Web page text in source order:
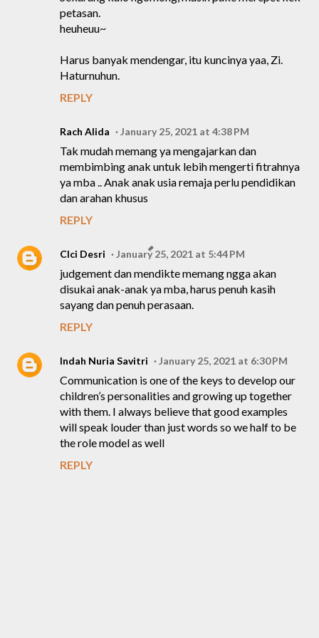
petasan.
heuheuu~
Harus banyak mendengar, itu kuncinya yaa, Zi.
Haturnuhun.
REPLY
Rach Alida January 25, 2021 at 4:38 PM
Tak mudah memang ya mengajarkan dan
membimbing anak untuk lebih mengerti fitrahnya
ya mba .. Anak anak usia remaja perlu pendidikan
dan arahan khusus
REPLY
CIci Desri January 25, 2021 at 5:44 PM
judgement dan mendikte memang ngga akan
disukai anak-anak ya mba, harus penuh kasih
sayang dan penuh perasaan.
REPLY
Indah Nuria Savitri January 25, 2021 at 6:30 PM
Communication is one of the keys to develop our
children’s personalities and growing up together
with them. I always believe that good examples
will speak louder than just words so we half to be
the role model as well
REPLY